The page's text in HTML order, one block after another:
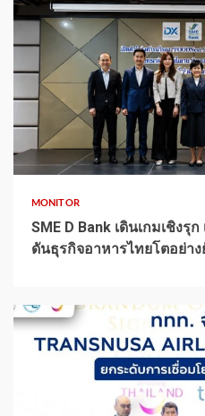
1 min read
MONITOR
SME D Bank เดินเกมเชิง
ดันธุรกิจอาหารไทยโตอย่าง